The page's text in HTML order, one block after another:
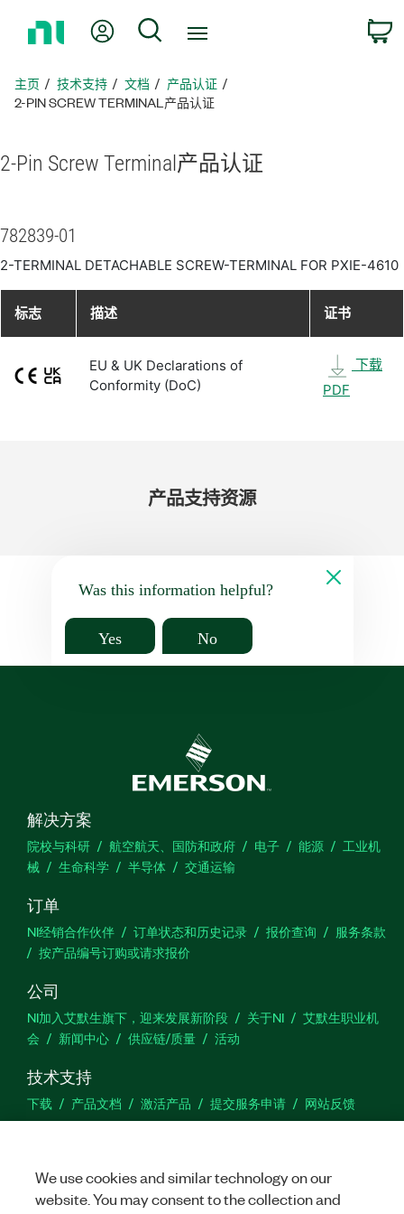
页
我的账户 搜索
主页 技术支持 文档
产品认证
2-PIN SCREW TERMINAL产品认证
2-Pin Screw Terminal 产品认证
782839-01
2-TERMINAL DETACHABLE SCREW-TERMINAL FOR PXIE-4610
标志 描述 证书
EU & UK Declarations of
Conformity (DoC)
下载
PDF
产品​支持​资源
Was this information helpful?
Yes No
解决方案
院校与科研 航空航天、国防和政府 电子 能源
工业机
械
生命科学 半导体 交通运输
订单
NI经销合作伙伴 订单状态和历史记录 报价查询
服务条款
按产品编号订购或请求报价
公司
NI加入艾默生旗下，迎来发展新阶段 关于NI
艾默生职业机
会
新闻中心 供应链/质量 活动
技术支持
下载 产品文档 激活产品 提交服务申请 网站反馈
We use cookies and similar technology on our
website. You may consent to the collection and